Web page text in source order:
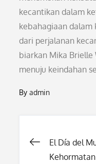
kecantikan dalam
kebahagiaan dalam
dari perjalanan
biarkan Mika Brielle
menuju keindahan
Byadmin
Post
El Día del